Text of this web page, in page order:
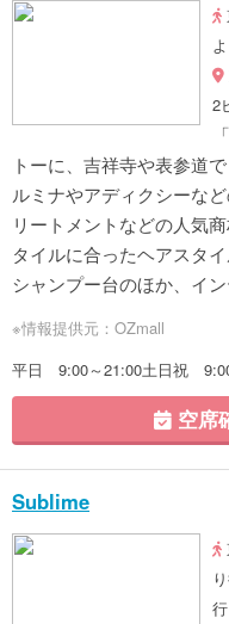
2
トーに、吉祥寺や表参道
ルミナやアディクシーな
リートメントなどの人気
タイルに合ったヘアスタ
シャンプー台のほか、イ
※情報提供元：OZmall
平日 9:00～21:00土日祝
空席
Sublime